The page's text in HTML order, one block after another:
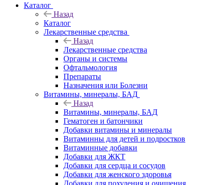
Каталог
Назад
Каталог
Лекарственные средства
Назад
Лекарственные средства
Органы и системы
Офтальмология
Препараты
Назначения или Болезни
Витамины, минералы, БАД
Назад
Витамины, минералы, БАД
Гематоген и батончики
Добавки витамины и минералы
Витаминны для детей и подростков
Витаминные добавки
Добавки для ЖКТ
Добавки для сердца и сосудов
Добавки для женского здоровья
Добавки для похудения и очищения